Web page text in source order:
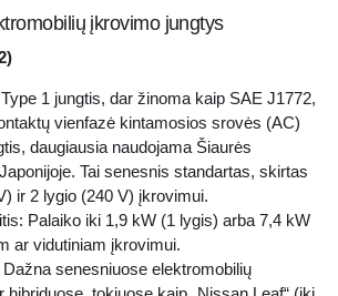
įkrovimo jungtys
1 jungtis, dar žinoma kaip SAE J1772,
vienfazė kintamosios srovės (AC)
daugiausia naudojama Šiaurės
Tai senesnis standartas, skirtas
ir 2 lygio (240 V) įkrovimui.
Palaiko iki 1,9 kW (1 lygis) arba 7,4 kW
ar vidutiniam įkrovimui.
senesniuose elektromobilių